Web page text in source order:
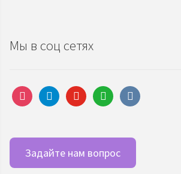
Мы в соц сетях
instagramtelegramyoutubewhatsappvkontakte
Задайте нам вопрос